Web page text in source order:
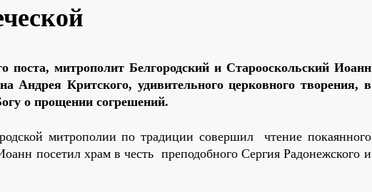
поста, митрополит Белгородский и Старооскольский Иоанн
Андрея Критского, удивительного церковного творения, в
о прощении согрешений.
митрополии по традиции совершил чтение покаянного
посетил храм в честь преподобного Сергия Радонежского и